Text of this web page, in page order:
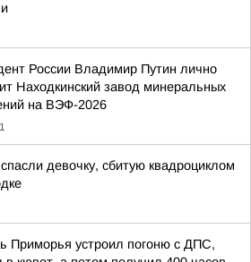
России Владимир Путин лично
Находкинский завод минеральных
на ВЭФ-2026
девочку, сбитую квадроциклом
Приморья устроил погоню с ДПС,